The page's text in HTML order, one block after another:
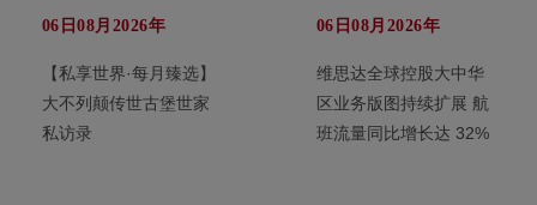
06日08月2026年
【私享世界·每月臻选】
大不列颠传世古堡世家
私访录
06日08月2026年
维思达全球控股大中华
区业务版图持续扩展 航
班流量同比增长达 32%